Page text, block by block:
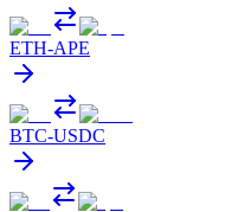
ETH-APE
BTC-USDC